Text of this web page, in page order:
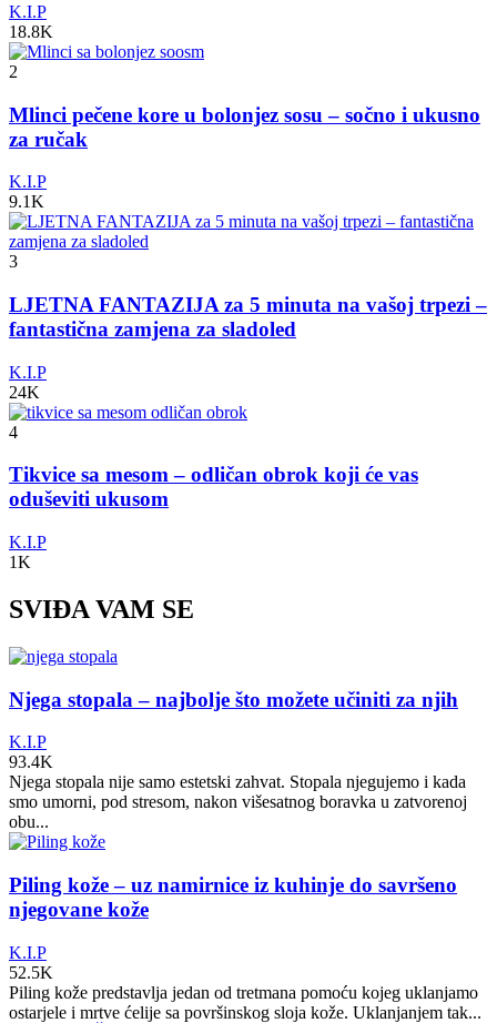
K.I.P
18.8K
2
Mlinci pečene kore u bolonjez sosu – sočno i ukusno
za ručak
K.I.P
9.1K
3
LJETNA FANTAZIJA za 5 minuta na vašoj trpezi –
fantastična zamjena za sladoled
K.I.P
24K
4
Tikvice sa mesom – odličan obrok koji će vas
oduševiti ukusom
K.I.P
1K
SVIĐA VAM SE
Njega stopala – najbolje što možete učiniti za njih
K.I.P
93.4K
Njega stopala nije samo estetski zahvat. Stopala njegujemo i kada
smo umorni, pod stresom, nakon višesatnog boravka u zatvorenoj
obu...
Piling kože – uz namirnice iz kuhinje do savršeno
njegovane kože
K.I.P
52.5K
Piling kože predstavlja jedan od tretmana pomoću kojeg uklanjamo
ostarjele i mrtve ćelije sa površinskog sloja kože. Uklanjanjem tak...